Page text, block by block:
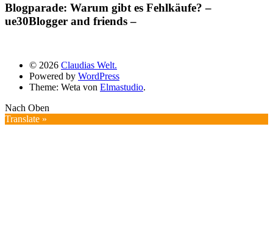
Blogparade: Warum gibt es Fehlkäufe? –
ue30Blogger and friends –
© 2026 Claudias Welt.
Powered by WordPress
Theme: Weta von Elmastudio.
Nach Oben
Translate »